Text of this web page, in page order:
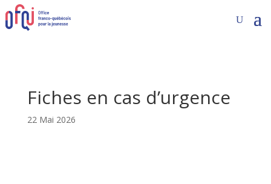
Fiches en cas d’urgence
22 Mai 2026